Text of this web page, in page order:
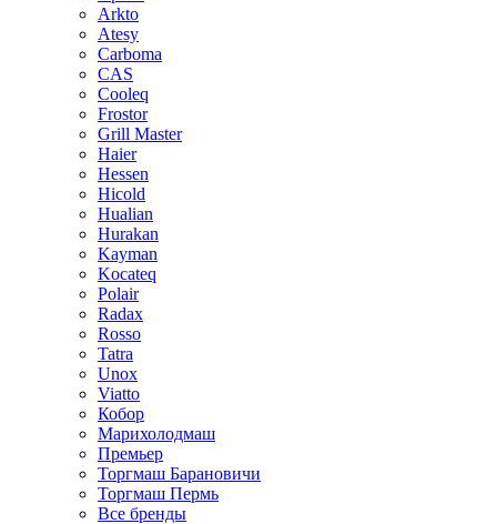
Arkto
Atesy
Carboma
CAS
Cooleq
Frostor
Grill Master
Haier
Hessen
Hicold
Hualian
Hurakan
Kayman
Kocateq
Polair
Radax
Rosso
Tatra
Unox
Viatto
Кобор
Марихолодмаш
Премьер
Торгмаш Барановичи
Торгмаш Пермь
Все бренды